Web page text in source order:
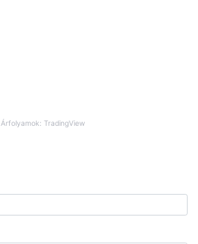
Árfolyamok: TradingView